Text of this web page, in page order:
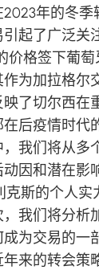
年的冬季
引起了广泛
格签下葡萄
为加拉格尔
了切尔西在
后疫情时代
我们将从多
因和潜在影
克斯的个人
我们将分析
为交易的一
来的转会策